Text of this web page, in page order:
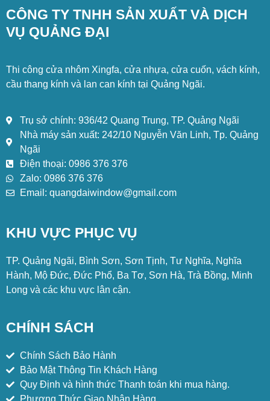
CÔNG TY TNHH SẢN XUẤT VÀ DỊCH
VỤ QUẢNG ĐẠI
Thi công cửa nhôm Xingfa, cửa nhựa, cửa cuốn, vách kính,
cầu thang kính và lan can kính tại Quảng Ngãi.
Trụ sở chính: 936/42 Quang Trung, TP. Quảng Ngãi
Nhà máy sản xuất: 242/10 Nguyễn Văn Linh, Tp. Quảng
Ngãi
Điện thoại: 0986 376 376
Zalo: 0986 376 376
Email: quangdaiwindow@gmail.com
KHU VỰC PHỤC VỤ
TP. Quảng Ngãi, Bình Sơn, Sơn Tịnh, Tư Nghĩa, Nghĩa
Hành, Mộ Đức, Đức Phổ, Ba Tơ, Sơn Hà, Trà Bồng, Minh
Long và các khu vực lân cận.
CHÍNH SÁCH
Chính Sách Bảo Hành
Bảo Mật Thông Tin Khách Hàng
Quy Định và hình thức Thanh toán khi mua hàng.